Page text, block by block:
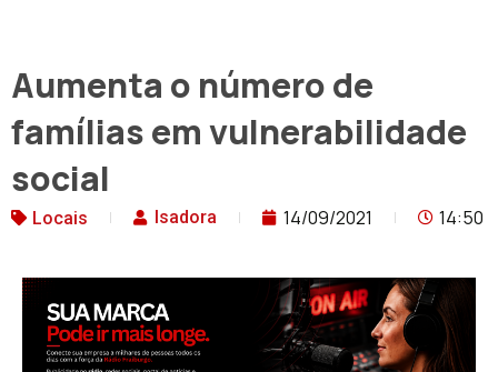
Aumenta o número de
famílias em vulnerabilidade
social
Locais Isadora 14/09/2021 14:50